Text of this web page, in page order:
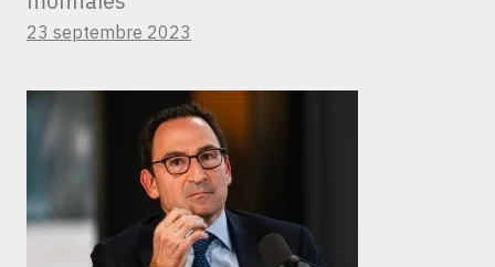
23 septembre 2023